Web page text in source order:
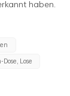
haben.
Branding
sind mit
Lose